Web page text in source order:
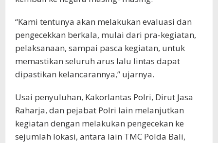
“Kami tentunya akan melakukan evaluasi dan
pengecekkan berkala, mulai dari pra-kegiatan,
pelaksanaan, sampai pasca kegiatan, untuk
memastikan seluruh arus lalu lintas dapat
dipastikan kelancarannya,” ujarnya.
Usai penyuluhan, Kakorlantas Polri, Dirut Jasa
Raharja, dan pejabat Polri lain melanjutkan
kegiatan dengan melakukan pengecekan ke
sejumlah lokasi, antara lain TMC Polda Bali,